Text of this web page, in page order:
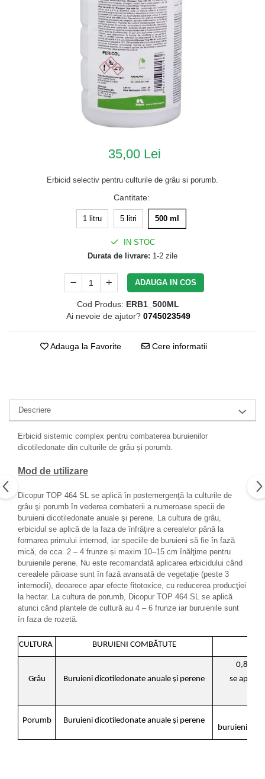
35,00 Lei
Erbicid selectiv pentru culturile de grâu si porumb.
Cantitate:
1 litru 5 litri 500 ml
IN STOC
Durata de livrare: 1-2 zile
ADAUGA IN COS
Cod Produs: ERB1_500ML
Ai nevoie de ajutor? 0745023549
Adauga la Favorite Cere informatii
Descriere
Erbicid sistemic complex pentru combaterea buruienilor
dicotiledonate din culturile de grâu și porumb.
Mod de utilizare
Dicopur TOP 464 SL se aplică în postemergenţă la culturile de
grâu şi porumb în vederea combaterii a numeroase specii de
buruieni dicotiledonate anuale şi perene. La cultura de grâu,
erbicidul se aplică de la faza de înfrăţire a cerealelor până la
formarea primului internod, iar speciile de buruieni să fie în fază
mică, de cca. 2 – 4 frunze și maxim 10–15 cm înălţime pentru
buruienile perene. Nu este recomandată aplicarea erbicidului când
cerealele păioase sunt în fază avansată de vegetaţie (peste 3
internodii), deoarece apar efecte fitotoxice, cu reducerea producţiei
la hectar. La cultura de porumb, Dicopur TOP 464 SL se aplică
atunci când plantele de cultură au 4 – 6 frunze iar buruienile sunt
în faza de rozetă.
CULTURA BURUIENI COMBĂTUTE
Grâu Buruieni dicotiledonate anuale şi perene
0,8 –
se aplică
Porumb Buruieni dicotiledonate anuale şi perene
buruienile